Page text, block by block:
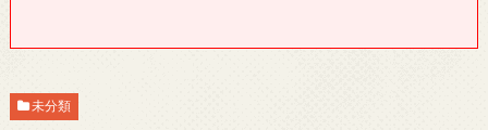
未分類